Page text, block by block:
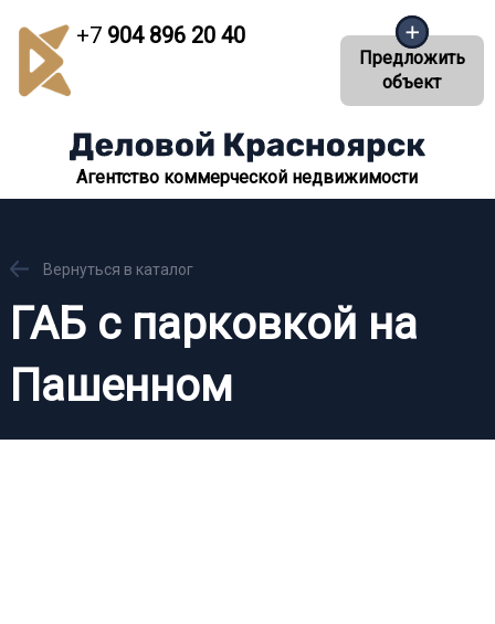
+7904 896 20 40
Агентство коммерческой недвижимости
Предложить
объект
Вернуться в каталог
ГАБ с парковкой на
Пашенном